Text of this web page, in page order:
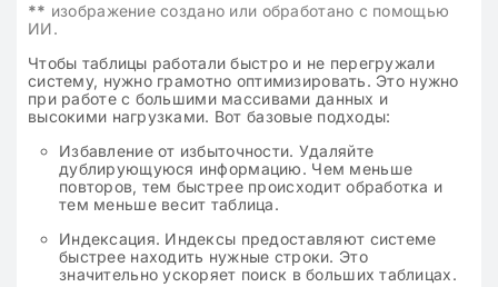
** изображение создано или обработано с помощью
ИИ.
Чтобы таблицы работали быстро и не перегружали
систему, нужно грамотно оптимизировать. Это нужно
при работе с большими массивами данных и
высокими нагрузками. Вот базовые подходы:
Избавление от избыточности. Удаляйте
дублирующуюся информацию. Чем меньше
повторов, тем быстрее происходит обработка и
тем меньше весит таблица.
Индексация. Индексы предоставляют системе
быстрее находить нужные строки. Это
значительно ускоряет поиск в больших таблицах.